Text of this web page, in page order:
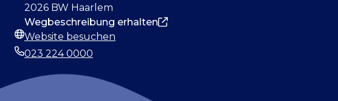
2026 BW Haarlem
Wegbeschreibung erhalten
Webseite
Website besuchen
023 224 0000